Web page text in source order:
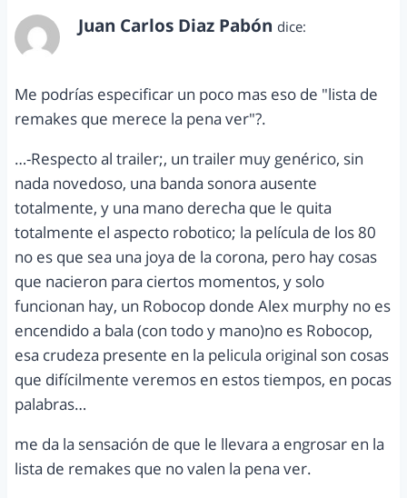
Juan Carlos Diaz Pabón dice:
Me podrías especificar un poco mas eso de "lista de
remakes que merece la pena ver"?.
…-Respecto al trailer;, un trailer muy genérico, sin
nada novedoso, una banda sonora ausente
totalmente, y una mano derecha que le quita
totalmente el aspecto robotico; la película de los 80
no es que sea una joya de la corona, pero hay cosas
que nacieron para ciertos momentos, y solo
funcionan hay, un Robocop donde Alex murphy no es
encendido a bala (con todo y mano)no es Robocop,
esa crudeza presente en la pelicula original son cosas
que difícilmente veremos en estos tiempos, en pocas
palabras…
me da la sensación de que le llevara a engrosar en la
lista de remakes que no valen la pena ver.